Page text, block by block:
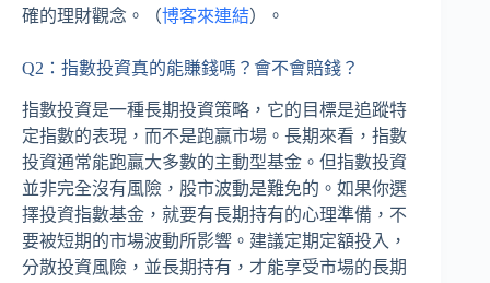
確的理財觀念。（博客來連結）。
Q2：指數投資真的能賺錢嗎？會不會賠錢？
指數投資是一種長期投資策略，它的目標是追蹤特
定指數的表現，而不是跑贏市場。長期來看，指數
投資通常能跑贏大多數的主動型基金。但指數投資
並非完全沒有風險，股市波動是難免的。如果你選
擇投資指數基金，就要有長期持有的心理準備，不
要被短期的市場波動所影響。建議定期定額投入，
分散投資風險，並長期持有，才能享受市場的長期